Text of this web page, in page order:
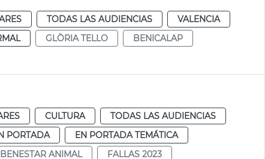
TODAS LAS AUDIENCIAS
VALENCIA
GLÒRIA TELLO
BENICALAP
CULTURA
TODAS LAS AUDIENCIAS
PORTADA
EN PORTADA TEMÁTICA
BENESTAR ANIMAL
FALLAS 2023